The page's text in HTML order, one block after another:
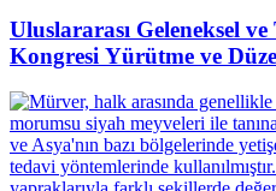
Uluslararası Geleneksel ve
Kongresi Yürütme ve